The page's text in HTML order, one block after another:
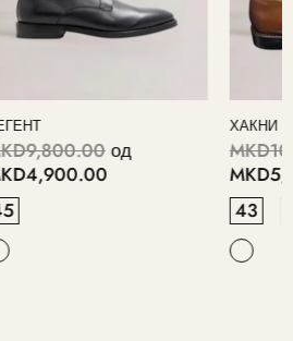
MKD11,380.00
MKD5,690.00